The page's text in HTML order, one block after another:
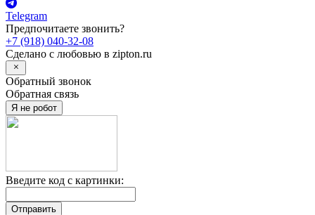
Telegram
Предпочитаете звонить?
+7 (918) 040-32-08
Сделано с любовью в zipton.ru
Обратный звонок
Обратная связь
Я не робот
Введите код с картинки:
Отправить